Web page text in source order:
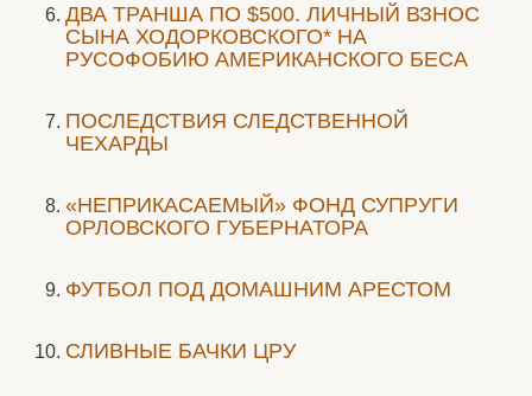
ДВА ТРАНША ПО $500. ЛИЧНЫЙ ВЗНОС
СЫНА ХОДОРКОВСКОГО* НА
РУСОФОБИЮ АМЕРИКАНСКОГО БЕСА
ПОСЛЕДСТВИЯ СЛЕДСТВЕННОЙ
ЧЕХАРДЫ
«НЕПРИКАСАЕМЫЙ» ФОНД СУПРУГИ
ОРЛОВСКОГО ГУБЕРНАТОРА
ФУТБОЛ ПОД ДОМАШНИМ АРЕСТОМ
СЛИВНЫЕ БАЧКИ ЦРУ